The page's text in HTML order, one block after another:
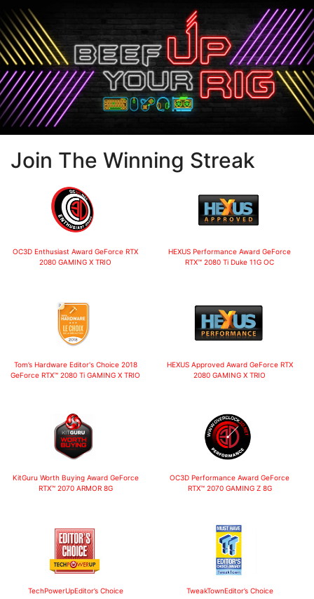
Join The Winning Streak
OC3D Enthusiast AwardGeForce RTX
2080 GAMING X TRIO
HEXUS Performance AwardGeForce
RTX™ 2080 Ti Duke 11G OC
Tom’s Hardware Editor's Choice 2018
GeForce RTX™ 2080 Ti GAMING X TRIO
HEXUS Approved Award GeForce RTX
2080 GAMING X TRIO
KitGuru Worth Buying Award GeForce
RTX™ 2070 ARMOR 8G
OC3D Performance AwardGeForce
RTX™ 2070 GAMING Z 8G
TechPowerUpEditor’s Choice TweakTownEditor’s Choice